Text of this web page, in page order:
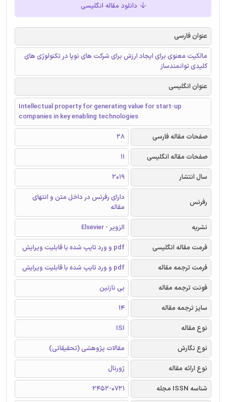
دانلود مقاله انگلیسی
عنوان فارسی
مالکیت معنوی برای ایجاد ارزش برای شرکت های نوپا در تکنولوژی های
کلیدی توانمندساز
عنوان انگلیسی
Intellectual property for generating value for start-up
companies in key enabling technologies
صفحات مقاله فارسی
28
صفحات مقاله انگلیسی
11
سال انتشار
2019
رفرنس
دارای رفرنس در داخل متن و انتهای
مقاله
نشریه
الزویر - Elsevier
فرمت مقاله انگلیسی
pdf و ورد تایپ شده با قابلیت ویرایش
فرمت ترجمه مقاله
pdf و ورد تایپ شده با قابلیت ویرایش
فونت ترجمه مقاله
بی نازنین
سایز ترجمه مقاله
14
نوع مقاله
ISI
نوع نگارش
مقالات پژوهشی (تحقیقاتی)
نوع ارائه مقاله
ژورنال
شناسه ISSN مجله
2452-0721